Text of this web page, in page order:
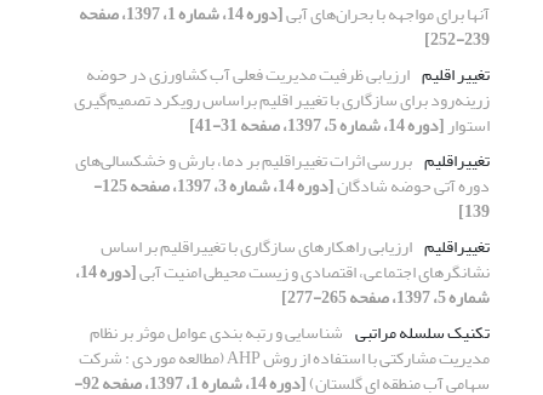
آنها برای مواجهه با بحران‌های آبی [دوره 14، شماره 1، 1397، صفحه
239-252]
تغییر اقلیم ارزیابی ظرفیت مدیریت فعلی آب کشاورزی در حوضه
زرینه‌رود برای سازگاری با تغییر اقلیم براساس رویکرد تصمیم‌گیری
استوار[دوره 14، شماره 5، 1397، صفحه 31-41]
تغییراقلیم بررسی اثرات تغییراقلیم بر دما، بارش و خشکسالی‌های
دوره آتی حوضه شادگان [دوره 14، شماره 3، 1397، صفحه 125-
139]
تغییراقلیم ارزیابی راهکارهای سازگاری با تغییراقلیم بر اساس
نشانگرهای اجتماعی، اقتصادی و زیست محیطی امنیت آبی [دوره 14،
شماره 5، 1397، صفحه 265-277]
تکنیک سلسله مراتبی شناسایی و رتبه بندی عوامل موثر بر نظام
مدیریت مشارکتی با استفاده از روش AHP (مطالعه موردی : شرکت
سهامی آب منطقه ای گلستان) [دوره 14، شماره 1، 1397، صفحه 92-